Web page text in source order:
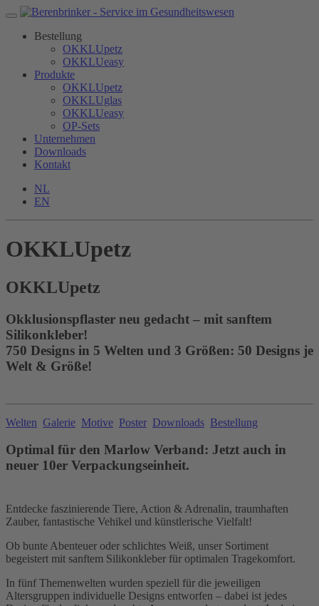
Bestellung
OKKLUpetz
OKKLUeasy
Produkte
OKKLUpetz
OKKLUglas
OKKLUeasy
OP-Sets
Unternehmen
Downloads
Kontakt
NL
EN
OKKLUpetz
OKKLUpetz
Okklusionspflaster neu gedacht – mit sanftem
Silikonkleber!
750 Designs in 5 Welten und 3 Größen: 50 Designs je
Welt & Größe!
Welten Galerie Motive Poster Downloads Bestellung
Optimal für den Marlow Verband: Jetzt auch in
neuer 10er Verpackungseinheit.
Entdecke faszinierende Tiere, Action & Adrenalin, traumhaften
Zauber, fantastische Vehikel und künstlerische Vielfalt!
Ob bunte Abenteuer oder schlichtes Weiß, unser Sortiment
begeistert mit sanftem Silikonkleber für optimalen Tragekomfort.
In fünf Themenwelten wurden speziell für die jeweiligen
Altersgruppen individuelle Designs entworfen – dabei ist jedes